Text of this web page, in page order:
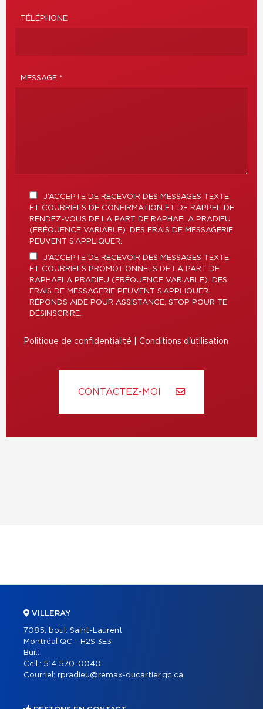
TÉLÉPHONE
MESSAGE *
J’ACCEPTE DE RECEVOIR DES MESSAGES TEXTE
ET COURRIELS DE CONFIRMATION ET DE RAPPEL DE
RENDEZ-VOUS DE LA PART DE RAPHAELA PRADIEU
(FRÉQUENCE VARIABLE). DES FRAIS DE MESSAGERIE
PEUVENT S’APPLIQUER.
J’ACCEPTE DE RECEVOIR DES MESSAGES TEXTE
ET COURRIELS PROMOTIONNELS DE LA PART DE
RAPHAELA PRADIEU (FRÉQUENCE VARIABLE). DES
FRAIS DE MESSAGERIE PEUVENT S’APPLIQUER.
RÉPONDS AIDE POUR ASSISTANCE, STOP POUR TE
DÉSINSCRIRE.
Politique de confidentialité Conditions d'utilisation
CONTACTEZ-MOI
VILLERAY
7085, boul. Saint-Laurent
Montréal QC - H2S 3E3
Bur.:
Cell.: 514 570-0040
Courriel: rpradieu@remax-ducartier.qc.ca